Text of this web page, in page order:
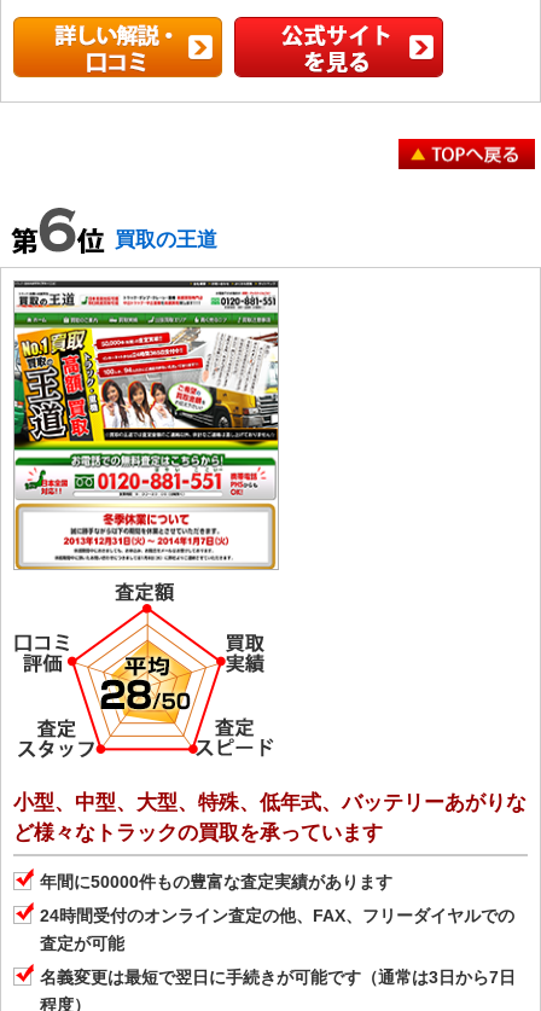
買取の王道
小型、中型、大型、特殊、低年式、バッテリーあがりな
ど様々なトラックの買取を承っています
年間に50000件もの豊富な査定実績があります
24時間受付のオンライン査定の他、FAX、フリーダイヤルでの
査定が可能
名義変更は最短で翌日に手続きが可能です（通常は3日から7日
程度）